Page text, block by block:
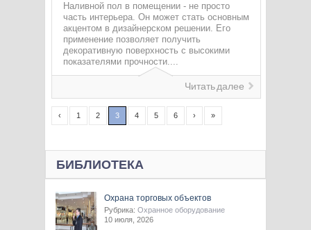
Наливной пол в помещении - не просто
часть интерьера. Он может стать основным
акцентом в дизайнерском решении. Его
применение позволяет получить
декоративную поверхность с высокими
показателями прочности....
Читать далее
‹ 1 2 3 4 5 6 › »
БИБЛИОТЕКА
Охрана торговых объектов
Рубрика: Охранное оборудование
10 июля, 2026